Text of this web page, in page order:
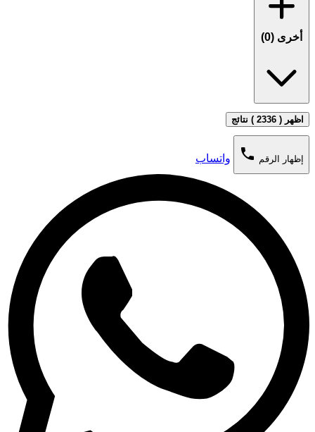
أخرى (0
)
اظهر ( 2336 ) نتائج
إظهار الرقم phone واتساب